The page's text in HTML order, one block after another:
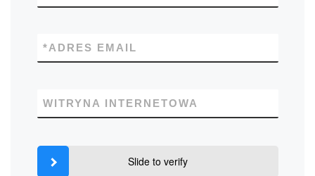
ADRES EMAIL
*
WITRYNA INTERNETOWA
Slide to verify